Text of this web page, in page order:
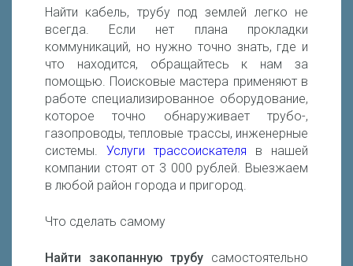
Найти кабель, трубу под землей легко не
всегда. Если нет плана прокладки
коммуникаций, но нужно точно знать, где и
что находится, обращайтесь к нам за
помощью. Поисковые мастера применяют в
работе специализированное оборудование,
которое точно обнаруживает трубо-,
газопроводы, тепловые трассы, инженерные
системы. Услуги трассоискателя в нашей
компании стоят от 3 000 рублей. Выезжаем
в любой район города и пригород.
Что сделать самому
Найти закопанную трубу самостоятельно